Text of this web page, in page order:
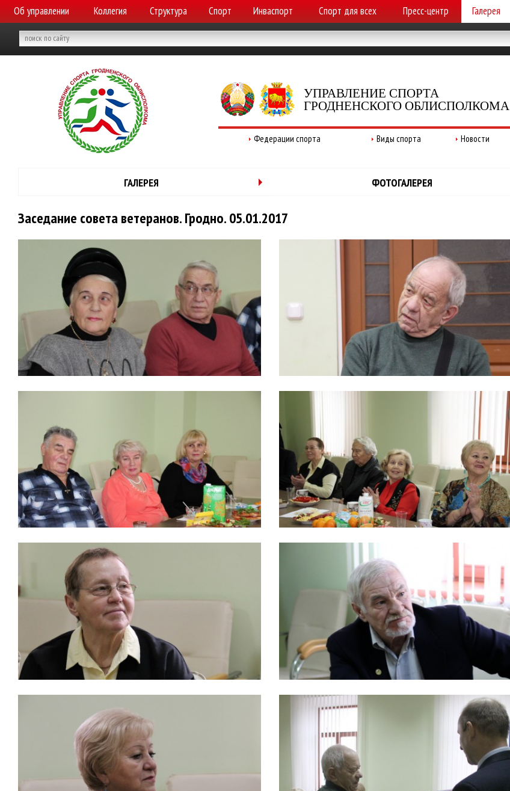
Об управлении Коллегия Структура Спорт Инваспорт Спорт для всех Пресс-центр Галерея
УПРАВЛЕНИЕ СПОРТА
ГРОДНЕНСКОГО ОБЛИСПОЛКОМА
Федерации спорта Виды спорта Новости
ГАЛЕРЕЯ ФОТОГАЛЕРЕЯ
Заседание совета ветеранов. Гродно. 05.01.2017